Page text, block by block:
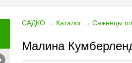
САДКО → Каталог → Саженцы
Малина